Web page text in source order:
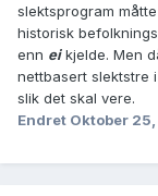
slektsprogram
historisk
enn eikjelde. Men
nettbasert slektstre
slik det skal vere.
Endret Oktober